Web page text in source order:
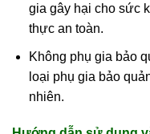
gia gây hại cho sức
thực an toàn.
Không phụ gia bảo
loại phụ gia bảo
nhiên.